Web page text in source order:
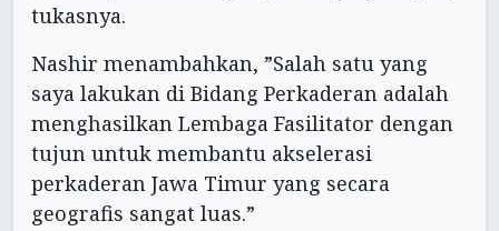
tukasnya.
Nashir menambahkan, ”Salah satu yang
saya lakukan di Bidang Perkaderan adalah
menghasilkan Lembaga Fasilitator dengan
tujun untuk membantu akselerasi
perkaderan Jawa Timur yang secara
geografis sangat luas.”